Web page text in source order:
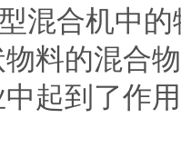
混合机中
料的混合
起到了作